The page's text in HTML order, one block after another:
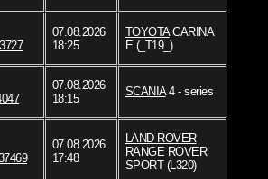
07.08.2026
18:25
TOYOTACARINA
E (_T19_)
07.08.2026
18:15
SCANIA4 - series
07.08.2026
17:48
LAND ROVER
RANGE ROVER
SPORT (L320)